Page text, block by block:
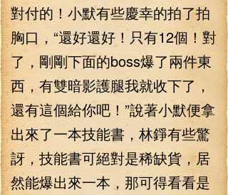
對付的！小默有些慶幸的拍了拍
胸口，“還好還好！只有12個！對
了，剛剛下面的boss爆了兩件東
西，有雙暗影護腿我就收下了，
還有這個給你吧！”說著小默便拿
出來了一本技能書，林錚有些驚
訝，技能書可絕對是稀缺貨，居
然能爆出來一本，那可得看看是